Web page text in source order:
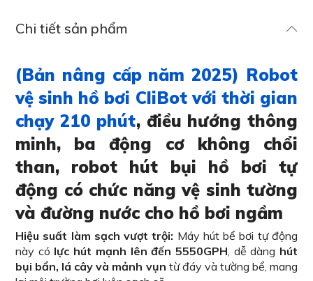
Chi tiết sản phẩm
(Bản nâng cấp năm 2025) Robot
vệ sinh hồ bơi CliBot với thời gian
chạy 210 phút, điều hướng thông
minh, ba động cơ không chổi
than, robot hút bụi hồ bơi tự
động có chức năng vệ sinh tường
và đường nước cho hồ bơi ngầm
Hiệu suất làm sạch vượt trội: Máy hút bể bơi tự động
này có lực hút mạnh lên đến 5550GPH , dễ dàng hút
bụi bẩn, lá cây và mảnh vụn từ đáy và tường bể, mang